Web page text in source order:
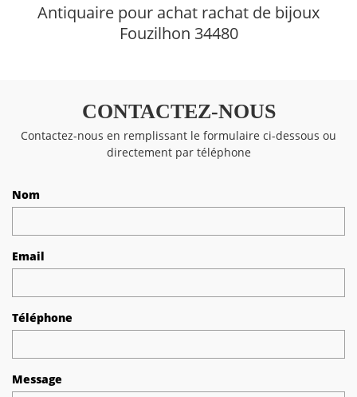
Antiquaire pour achat rachat de bijoux
Fouzilhon 34480
CONTACTEZ-NOUS
Contactez-nous en remplissant le formulaire ci-dessous ou
directement par téléphone
Nom
Email
Téléphone
Message